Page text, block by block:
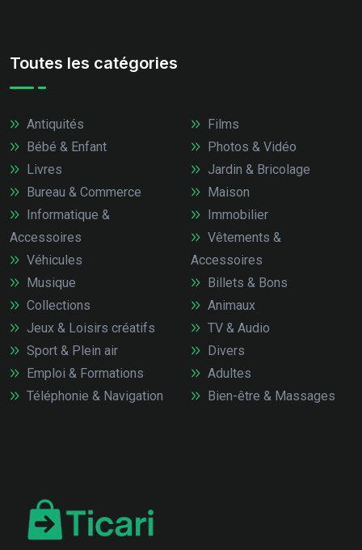
Toutes les catégories
Antiquités
Bébé & Enfant
Livres
Bureau & Commerce
Informatique &
Accessoires
Véhicules
Films
Photos & Vidéo
Jardin & Bricolage
Maison
Immobilier
Vêtements &
Accessoires
Musique
Collections
Jeux & Loisirs créatifs
Sport & Plein air
Emploi & Formations
Téléphonie & Navigation
Billets & Bons
Animaux
TV & Audio
Divers
Adultes
Bien-être & Massages